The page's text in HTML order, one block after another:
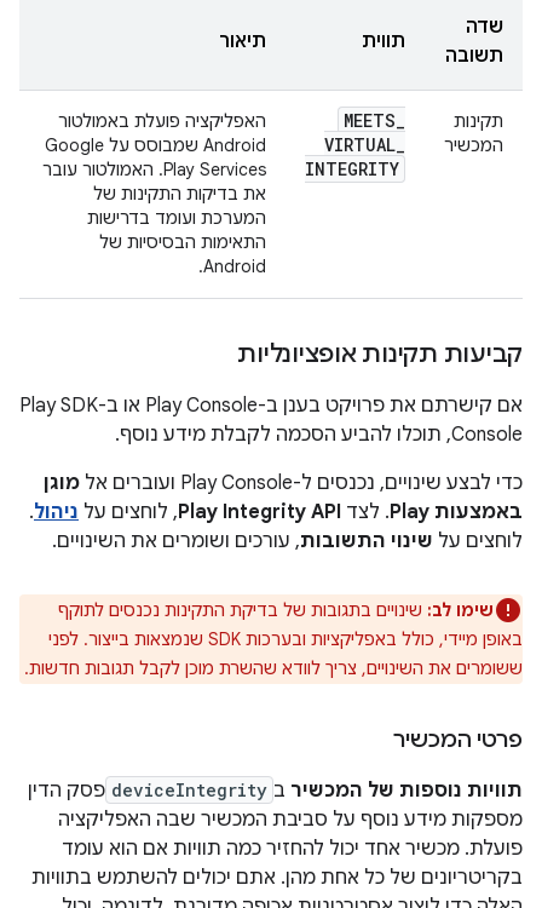
שדה
תשובה
תווית תיאור
תקינות
המכשיר
MEETS_
VIRTUAL_
INTEGRITY
האפליקציה פועלת באמולטור
Android שמבוסס על Google
Play Services. האמולטור עובר
את בדיקות התקינות של
המערכת ועומד בדרישות
התאימות הבסיסיות של
Android.
קביעות תקינות אופציונליות
אם קישרתם את פרויקט בענן ב-Play Console או ב-Play SDK
Console, תוכלו להביע הסכמה לקבלת מידע נוסף.
כדי לבצע שינויים, נכנסים ל-Play Console ועוברים אל
מוגן
באמצעות Play
. לצד Play Integrity API, לוחצים על ניהול.
לוחצים על שינוי התשובות, עורכים ושומרים את השינויים.
שימו לב: שינויים בתגובות של בדיקת התקינות נכנסים לתוקף
באופן מיידי, כולל באפליקציות ובערכות SDK שנמצאות בייצור. לפני
ששומרים את השינויים, צריך לוודא שהשרת מוכן לקבל תגובות חדשות.
פרטי המכשיר
תוויות נוספות של המכשיר ב deviceIntegrity פסק הדין
מספקות מידע נוסף על סביבת המכשיר שבה האפליקציה
פועלת. מכשיר אחד יכול להחזיר כמה תוויות אם הוא עומד
בקריטריונים של כל אחת מהן. אתם יכולים להשתמש בתוויות